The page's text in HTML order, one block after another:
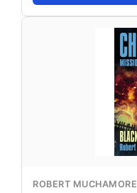
ROBERT MUCHAMORE